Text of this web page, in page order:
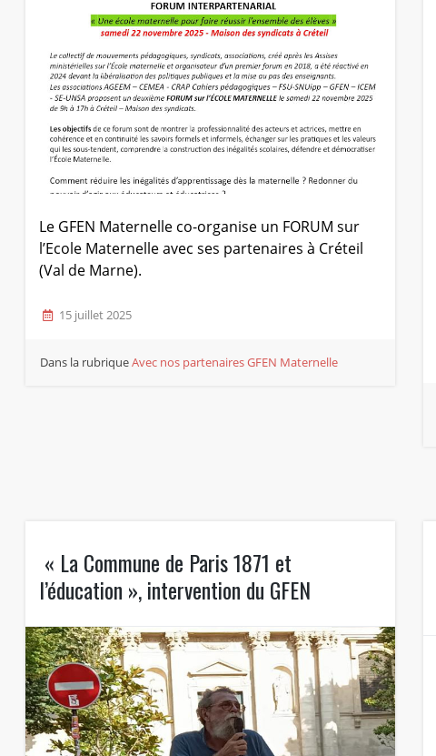
Le GFEN Maternelle co-organise un FORUM sur
l’Ecole Maternelle avec ses partenaires à Créteil
(Val de Marne).
15 juillet 2025
Dans la rubriqueAvec nos partenairesGFEN Maternelle
« La Commune de Paris 1871 et
l’éducation », intervention du GFEN